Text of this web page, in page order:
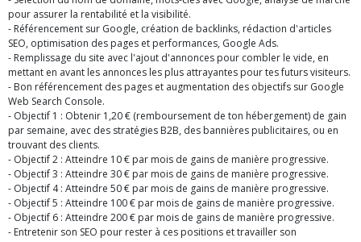
pour assurer la rentabilité et la visibilité.
- Référencement sur Google, création de backlinks, rédaction d'articles
SEO, optimisation des pages et performances, Google Ads.
- Remplissage du site avec l'ajout d'annonces pour combler le vide, en
mettant en avant les annonces les plus attrayantes pour tes futurs visiteurs.
- Bon référencement des pages et augmentation des objectifs sur Google
Web Search Console.
- Objectif 1 : Obtenir 1,20 € (remboursement de ton hébergement) de gain
par semaine, avec des stratégies B2B, des bannières publicitaires, ou en
trouvant des clients.
- Objectif 2 : Atteindre 10 € par mois de gains de manière progressive.
- Objectif 3 : Atteindre 30 € par mois de gains de manière progressive.
- Objectif 4 : Atteindre 50 € par mois de gains de manière progressive.
- Objectif 5 : Atteindre 100 € par mois de gains de manière progressive.
- Objectif 6 : Atteindre 200 € par mois de gains de manière progressive.
- Entretenir son SEO pour rester à ces positions et travailler son